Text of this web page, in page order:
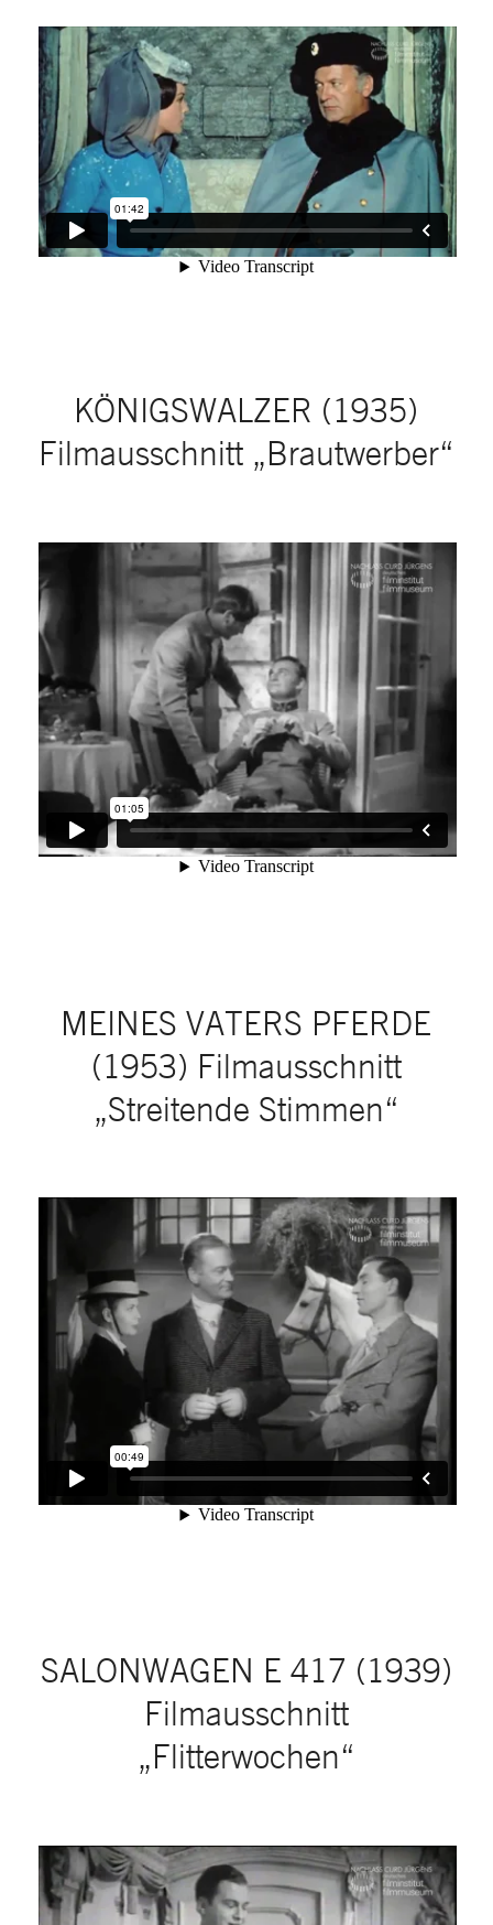
KÖNIGSWALZER (1935)
Filmausschnitt „Brautwerber“
MEINES VATERS PFERDE
(1953) Filmausschnitt
„Streitende Stimmen“
SALONWAGEN E 417 (1939)
Filmausschnitt
„Flitterwochen“